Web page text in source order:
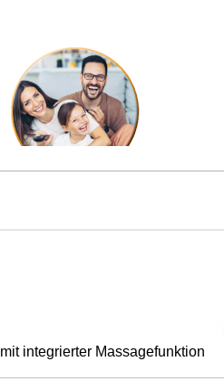
mit integrierter Massagefunktion